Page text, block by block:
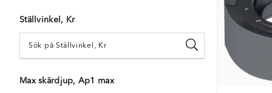
Ställvinkel, Kr
Max skärdjup, Ap1 max